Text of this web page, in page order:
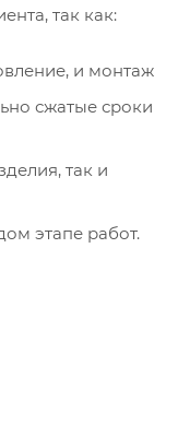
так как:
и монтаж
сжатые сроки
так и
этапе работ.